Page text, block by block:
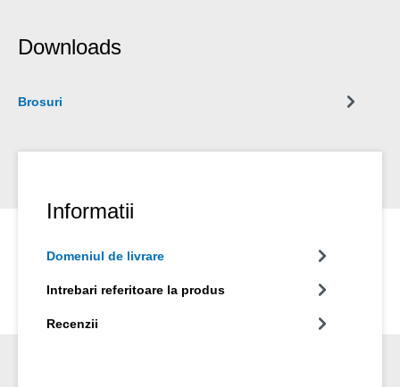
Downloads
Brosuri
Informatii
Domeniul de livrare
Intrebari referitoare la produs
Recenzii